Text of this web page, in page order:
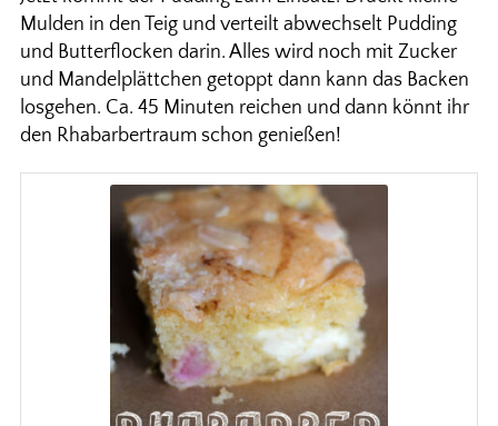
Mulden in den Teig und verteilt abwechselt Pudding
und Butterflocken darin. Alles wird noch mit Zucker
und Mandelplättchen getoppt dann kann das Backen
losgehen. Ca. 45 Minuten reichen und dann könnt ihr
den Rhabarbertraum schon genießen!